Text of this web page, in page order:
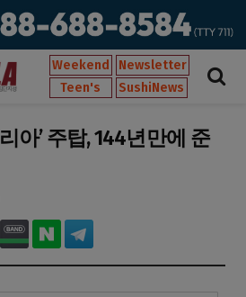
Weekend
Newsletter
Teen's
SushiNews
아’ 주탑, 144년만에 준